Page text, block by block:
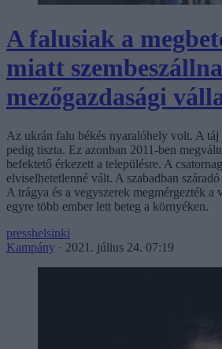
A falusiak a
miatt
mezőgazdasági
Az ukrán falu békés nyaralóhely volt. A
pedig tiszta. Ez azonban 2011-ben
befektető érkezett a településre. A
elviselhetetlenné vált. A szabadban
A trágya és a vegyszerek megmérgezték a
egyre több ember lett beteg a környéken.
presshelsinki
Kampány · 2021. július 24. 07:19